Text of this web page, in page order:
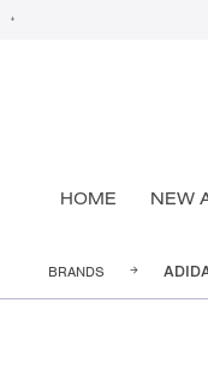
HOME NEW
BRANDS